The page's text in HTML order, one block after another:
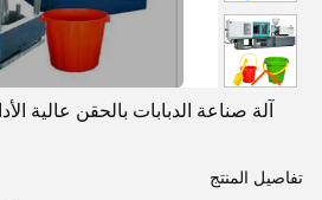
آلة صناعة الدبابات بالحقن عالية
تفاصيل المنتج